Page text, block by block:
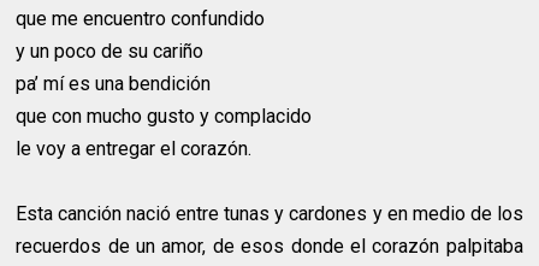
que me encuentro confundido
y un poco de su cariño
pa’ mí es una bendición
que con mucho gusto y complacido
le voy a entregar el corazón.
Esta canción nació entre tunas y cardones y en medio de los
recuerdos de un amor, de esos donde el corazón palpitaba